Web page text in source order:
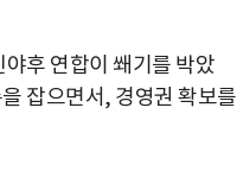
후 연합이 쐐기를 박았
잡으면서, 경영권 확보를